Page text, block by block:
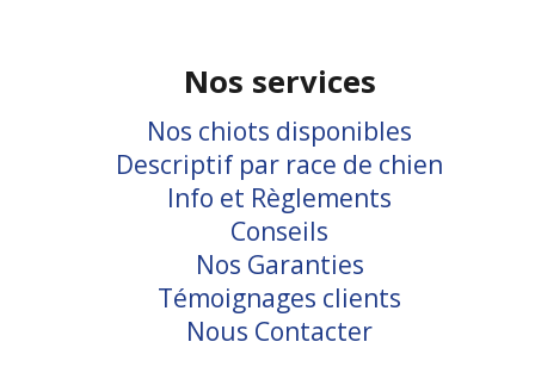
Nos services
Nos chiots disponibles
Descriptif par race de chien
Info et Règlements
Conseils
Nos Garanties
Témoignages clients
Nous Contacter